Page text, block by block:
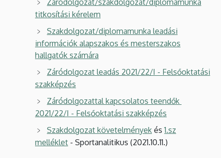
titkosítási kérelem
Szakdolgozat/diplomamunka leadási
információk alapszakos és mesterszakos
hallgatók számára
Záródolgozat leadás 2021/22/I - Felsőoktatási
szakképzés
Záródolgozattal kapcsolatos teendők
2021/22/I - Felsőoktatási szakképzés
Szakdolgozat követelmények és1.sz
melléklet - Sportanalitikus (2021.10.11.)